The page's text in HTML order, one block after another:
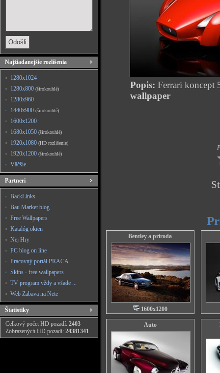
Najžiadanejšie rozlíšenia
1280x1024
1280x800 (širokouhlé)
1280x960
1440x900 (širokouhlé)
1600x1200
1680x1050 (širokouhlé)
1920x1080 (HD rozlíšenie)
1920x1200 (širokouhlé)
Väčšie
Partneri
BackLinks
Bau Market blog
Free Wallpapers
Katalóg okien
Nej Hry
PC blog on line
Pracovný portál PRACA
Skins - free wallpapers
TV program vždy a všade ...
Web Zabava na Nete
Štatistiky
Celkový počet HD pozadí: 2403
Zobrazených HD pozadí: 24381341
Popis: Ferrari koncept
wallpaper
Bentley a príroda
1600x1200
Auto